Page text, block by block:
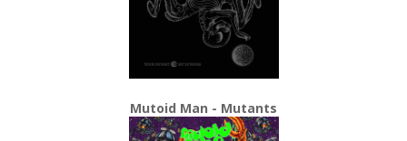
Mutoid Man - Mutants